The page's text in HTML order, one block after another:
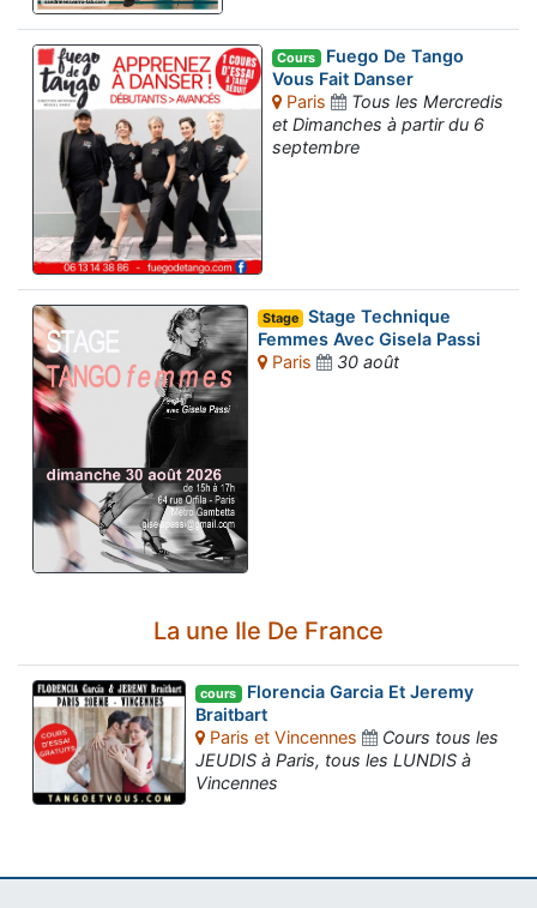
Cours Fuego De Tango
Vous Fait Danser
Paris
Tous les Mercredis
et Dimanches à partir du 6
septembre
Stage
Stage Technique
Femmes Avec Gisela Passi
Paris
30 août
La une Ile De France
cours Florencia Garcia Et Jeremy
Braitbart
Paris et Vincennes
Cours tous les
JEUDIS à Paris, tous les LUNDIS à
Vincennes